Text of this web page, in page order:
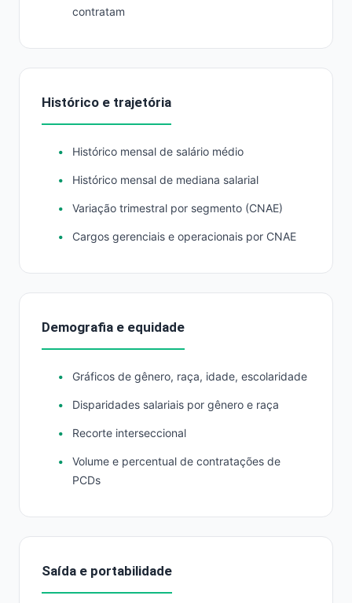
contratam
Histórico e trajetória
Histórico mensal de salário médio
Histórico mensal de mediana salarial
Variação trimestral por segmento (CNAE)
Cargos gerenciais e operacionais por CNAE
Demografia e equidade
Gráficos de gênero, raça, idade, escolaridade
Disparidades salariais por gênero e raça
Recorte interseccional
Volume e percentual de contratações de
PCDs
Saída e portabilidade